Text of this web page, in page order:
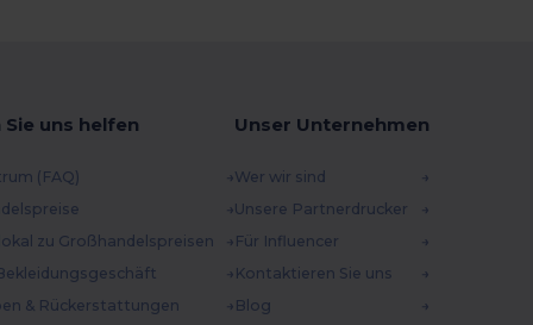
Sie uns helfen
(FAQ)
zu Großhandelspreisen
& Rückerstattungen
Unser Unternehmen
Wer wir sind
Unsere Partnerdrucker
Für Influencer
Kontaktieren Sie uns
Blog